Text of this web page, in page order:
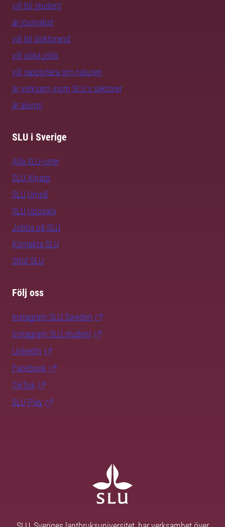
vill bli student
är journalist
vill bli doktorand
vill söka jobb
vill rapportera om naturen
är verksam inom SLU:s sektorer
är alumn
SLU i Sverige
Alla SLU-orter
SLU Alnarp
SLU Umeå
SLU Uppsala
Jobba på SLU
Kontakta SLU
Stöd SLU
Följ oss
Instagram SLU.Sweden
Instagram SLU.student
LinkedIn
Facebook
TikTok
SLU Play